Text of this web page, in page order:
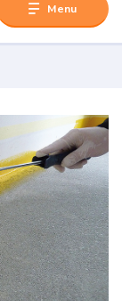
Menu